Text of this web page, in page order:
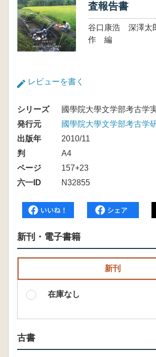
査報告書
谷口康浩 深澤
作 編
レビューを書く
シリーズ
國學院大學文学部考古学
発行元
國學院大學文学部考古学
出版年
2010/11
判
A4
ページ
157+23
六一ID
N32855
新刊・電子書籍
新刊
在庫なし
古書